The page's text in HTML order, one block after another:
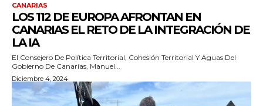
CANARIAS
LOS 112 DE EUROPA AFRONTAN EN
CANARIAS EL RETO DE LA INTEGRACIÓN DE
LA IA
El Consejero De Política Territorial, Cohesión Territorial Y Aguas Del
Gobierno De Canarias, Manuel...
Diciembre 4, 2024